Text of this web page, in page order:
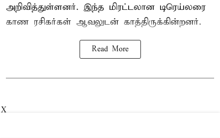
அறிவித்துள்ளனர். இந்த மிரட்டலான டிரெய்லரை
காண ரசிகர்கள் ஆவலுடன் காத்திருக்கின்றனர்.
Read More
X